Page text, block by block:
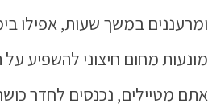
ומרעננים במשך שעות, אפילו
מונעות מחום חיצוני להשפיע
אתם מטיילים, נכנסים לחדר